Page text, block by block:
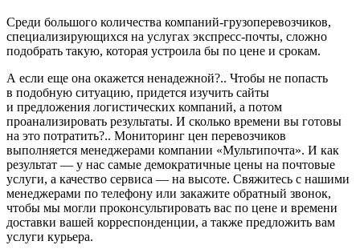
Среди большого количества компаний-грузоперевозчиков,
специализирующихся на услугах экспресс-почты, сложно
подобрать такую, которая устроила бы по цене и срокам.
А если еще она окажется ненадежной?.. Чтобы не попасть
в подобную ситуацию, придется изучить сайты
и предложения логистических компаний, а потом
проанализировать результаты. И сколько времени вы готовы
на это потратить?.. Мониторинг цен перевозчиков
выполняется менеджерами компании «Мультипочта». И как
результат — у нас самые демократичные цены на почтовые
услуги, а качество сервиса — на высоте. Свяжитесь с нашими
менеджерами по телефону или закажите обратный звонок,
чтобы мы могли проконсультировать вас по цене и времени
доставки вашей корреспонденции, а также предложить вам
услуги курьера.